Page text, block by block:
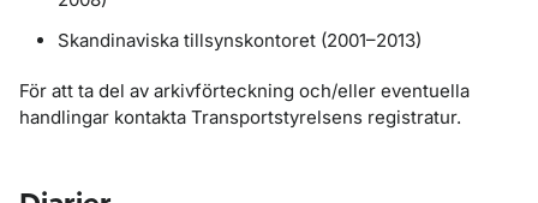
Skandinaviska tillsynskontoret (2001–2013)
För att ta del av arkivförteckning och/eller eventuella
handlingar kontakta Transportstyrelsens registratur.